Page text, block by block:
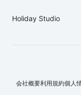
Holiday Studio
会社概要利用規約個人